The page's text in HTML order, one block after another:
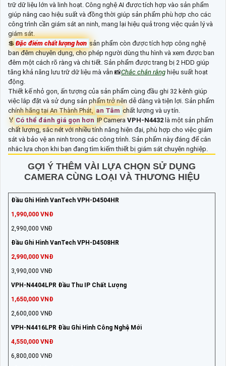
trữ dữ liệu lớn và linh hoạt. Công nghệ AI được tích hợp vào sản phẩm
giúp nâng cao hiệu suất và đồng thời giúp sản phẩm phù hợp cho các
công trình cần giám sát an ninh, mang lại hiệu quả trong việc quản lý và
giám sát.
💲 Đặc điểm chất lượng hơn sản phẩm còn được tích hợp công nghệ
ban đêm chuyên dụng, cho phép người dùng thu hình và xem được ban
đêm một cách rõ ràng và chi tiết. Sản phẩm được trang bị 2 HDD giúp
tăng khả năng lưu trữ dữ liệu mà vẫn 📸Chắc chắn rằng hiệu suất hoạt
động.
Thiết kế nhỏ gọn, ấn tượng của sản phẩm cùng đầu ghi 32 kênh giúp
việc lắp đặt và sử dụng sản phẩm trở nên dễ dàng và tiện lợi. Sản phẩm
chính hãng tại An Thành Phát,an Tâm chất lượng và uy tín.
️🏅️ Có thể đánh giá gọn hơnIP Camera VPH-N4432 là một sản phẩm
chất lượng, sắc nét với nhiều tính năng hiện đại, phù hợp cho việc giám
sát và bảo vệ an ninh trong các công trình. Sản phẩm này đáng để cân
nhắc lựa chọn khi bạn đang tìm kiếm thiết bị giám sát chuyên nghiệp.
GỢI Ý THÊM VÀI LỰA CHỌN SỬ DỤNG
CAMERA CÙNG LOẠI VÀ THƯƠNG HIỆU
Đầu Ghi Hình VanTech VPH-D4504HR
1,990,000 VNĐ
2,990,000 VNĐ
Đầu Ghi Hình VanTech VPH-D4508HR
2,990,000 VNĐ
3,990,000 VNĐ
VPH-N4404LPR Đầu Thu IP Chất Lượng
1,650,000 VNĐ
2,600,000 VNĐ
VPH-N4416LPR Đầu Ghi Hình Công Nghệ Mới
4,550,000 VNĐ
6,800,000 VNĐ